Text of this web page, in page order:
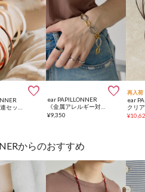
 
ear PAPILLONNER
《金属アレルギー対応/ステンレス》バイカラーリングブレスレット
¥9,350
再入荷
ear
¥
からのおすすめ